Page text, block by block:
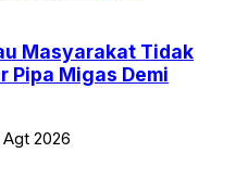
Masyarakat Tidak
Pipa Migas Demi
2026